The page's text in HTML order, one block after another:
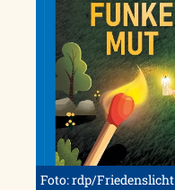
Foto: rdp/Friedenslicht